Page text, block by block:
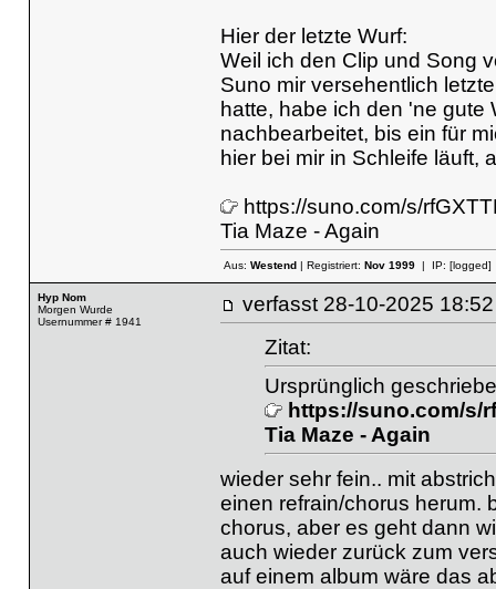
Hier der letzte Wurf:
Weil ich den Clip und Song
Suno mir versehentlich
hatte, habe ich den 'ne gute
nachbearbeitet, bis ein für
hier bei mir in Schleife läuft,
https://suno.com/s/
Tia Maze - Again
Aus: Westend| Registriert: Nov 1999| IP: [logged]
Hyp Nom
Morgen Wurde
Usernummer # 1941
verfasst 28-10-2025
Zitat:
Ursprünglich
https://suno.com/s/
Tia Maze - Again
wieder sehr fein.. mit
einen refrain/chorus herum.
chorus, aber es geht dann
auch wieder zurück zum
auf einem album wäre das